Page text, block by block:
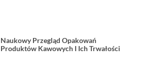
Naukowy Przegląd Opakowań
Produktów Kawowych I Ich Trwałości